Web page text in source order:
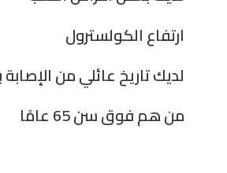
ارتفاع الكولسترول
لديك تاريخ عائلي من
من هم فوق سن 65 عامًا